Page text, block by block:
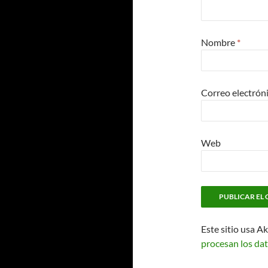
Nombre *
Correo
Web
Este sitio usa
procesan los